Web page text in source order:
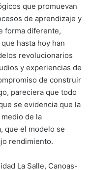
que promuevan
de aprendizaje y
forma diferente,
hasta hoy han
revolucionarios
y experiencias de
de construir
pareciera que todo
se evidencia que la
de la
que el modelo se
rendimiento.
La Salle, Canoas-